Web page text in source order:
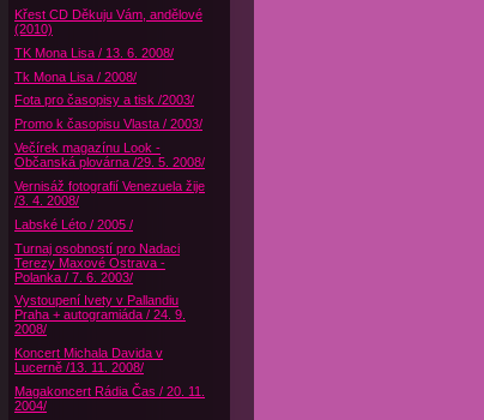
Křest CD Děkuju Vám, andělové
(2010)
TK Mona Lisa / 13. 6. 2008/
Tk Mona Lisa / 2008/
Fota pro časopisy a tisk /2003/
Promo k časopisu Vlasta / 2003/
Večírek magazínu Look -
Občanská plovárna /29. 5. 2008/
Vernisáž fotografií Venezuela žije
/3. 4. 2008/
Labské Léto / 2005 /
Turnaj osobností pro Nadaci
Terezy Maxové Ostrava -
Polanka / 7. 6. 2003/
Vystoupení Ivety v Pallandiu
Praha + autogramiáda / 24. 9.
2008/
Koncert Michala Davida v
Lucerně /13. 11. 2008/
Magakoncert Rádia Čas / 20. 11.
2004/